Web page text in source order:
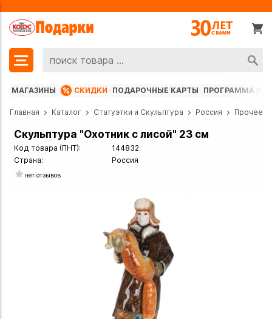
МАГАЗИНЫ СКИДКИ ПОДАРОЧНЫЕ КАРТЫ ПРОГРАММА
Главная Каталог Статуэтки и Скульптура Россия Прочее
Скульптура "Охотник с лисой" 23 см
Код товара (ПНТ):
144832
Страна:
Россия
нет отзывов